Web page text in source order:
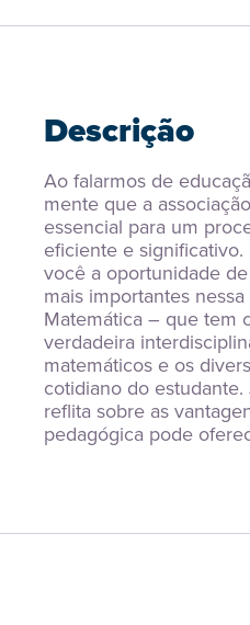
Descrição
Ao falarmos de
mente que a
essencial para um
eficiente e
você a oportunidade
mais importantes
Matemática – que tem
verdadeira
matemáticos e os
cotidiano do
reflita sobre as
pedagógica pode